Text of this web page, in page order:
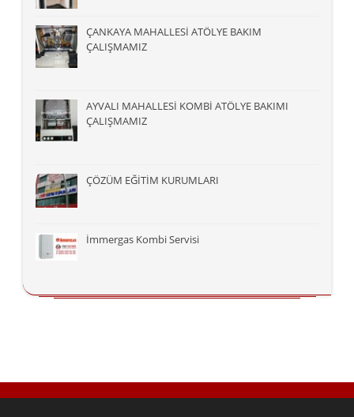
ÇANKAYA MAHALLESİ ATÖLYE BAKIM
ÇALIŞMAMIZ
AYVALI MAHALLESİ KOMBİ ATÖLYE BAKIMI
ÇALIŞMAMIZ
ÇÖZÜM EĞİTİM KURUMLARI
İmmergas Kombi Servisi